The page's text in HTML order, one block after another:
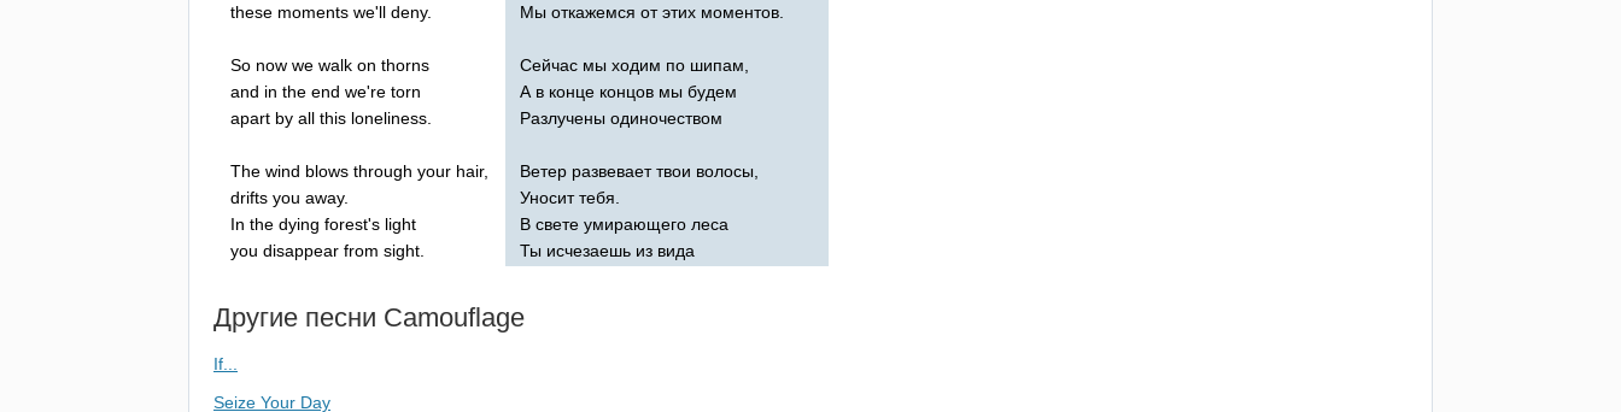
these moments we'll deny.
So now we walk on thorns
and in the end we're torn
apart by all this loneliness
The wind blows through your hair,
drifts you away.
In the dying forest's light
you disappear from sight
Мы откажемся от этих моментов.
Сейчас мы ходим по шипам,
А в конце концов мы будем
Разлучены одиночеством
Ветер развевает твои волосы,
Уносит тебя.
В свете умирающего леса
Ты исчезаешь из вида
Другие песни Camouflage
If...
Seize Your Day